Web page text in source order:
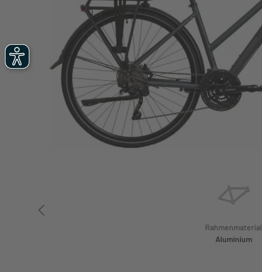
Rahmenmaterial
Aluminium